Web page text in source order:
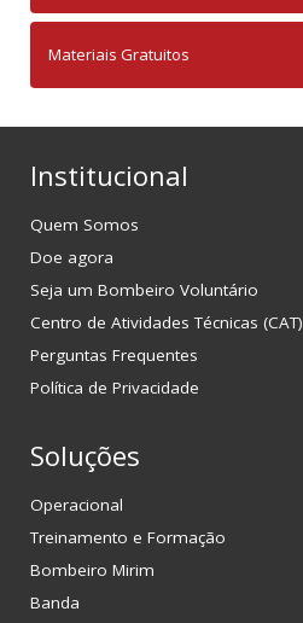
Materiais Gratuitos
Institucional
Quem Somos
Doe agora
Seja um Bombeiro Voluntário
Centro de Atividades Técnicas (CAT)
Perguntas Frequentes
Política de Privacidade
Soluções
Operacional
Treinamento e Formação
Bombeiro Mirim
Banda